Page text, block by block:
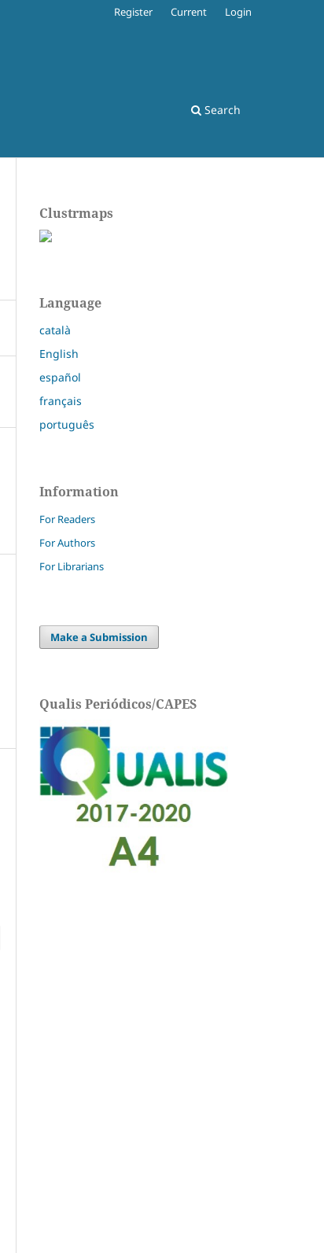
Search
Register Current Login
Clustrmaps
Language
català
English
español
français
português
Information
For Readers
For Authors
For Librarians
Make a Submission
Qualis Periódicos/CAPES